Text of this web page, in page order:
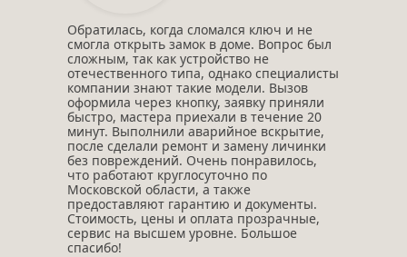
Обратилась, когда сломался ключ и не
смогла открыть замок в доме. Вопрос был
сложным, так как устройство не
отечественного типа, однако специалисты
компании знают такие модели. Вызов
оформила через кнопку, заявку приняли
быстро, мастера приехали в течение 20
минут. Выполнили аварийное вскрытие,
после сделали ремонт и замену личинки
без повреждений. Очень понравилось,
что работают круглосуточно по
Московской области, а также
предоставляют гарантию и документы.
Стоимость, цены и оплата прозрачные,
сервис на высшем уровне. Большое
спасибо!